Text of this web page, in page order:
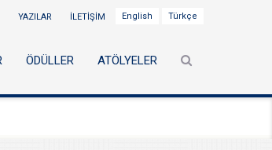
YAZILAR İLETİŞİM English Türkçe
ÖDÜLLER ATÖLYELER